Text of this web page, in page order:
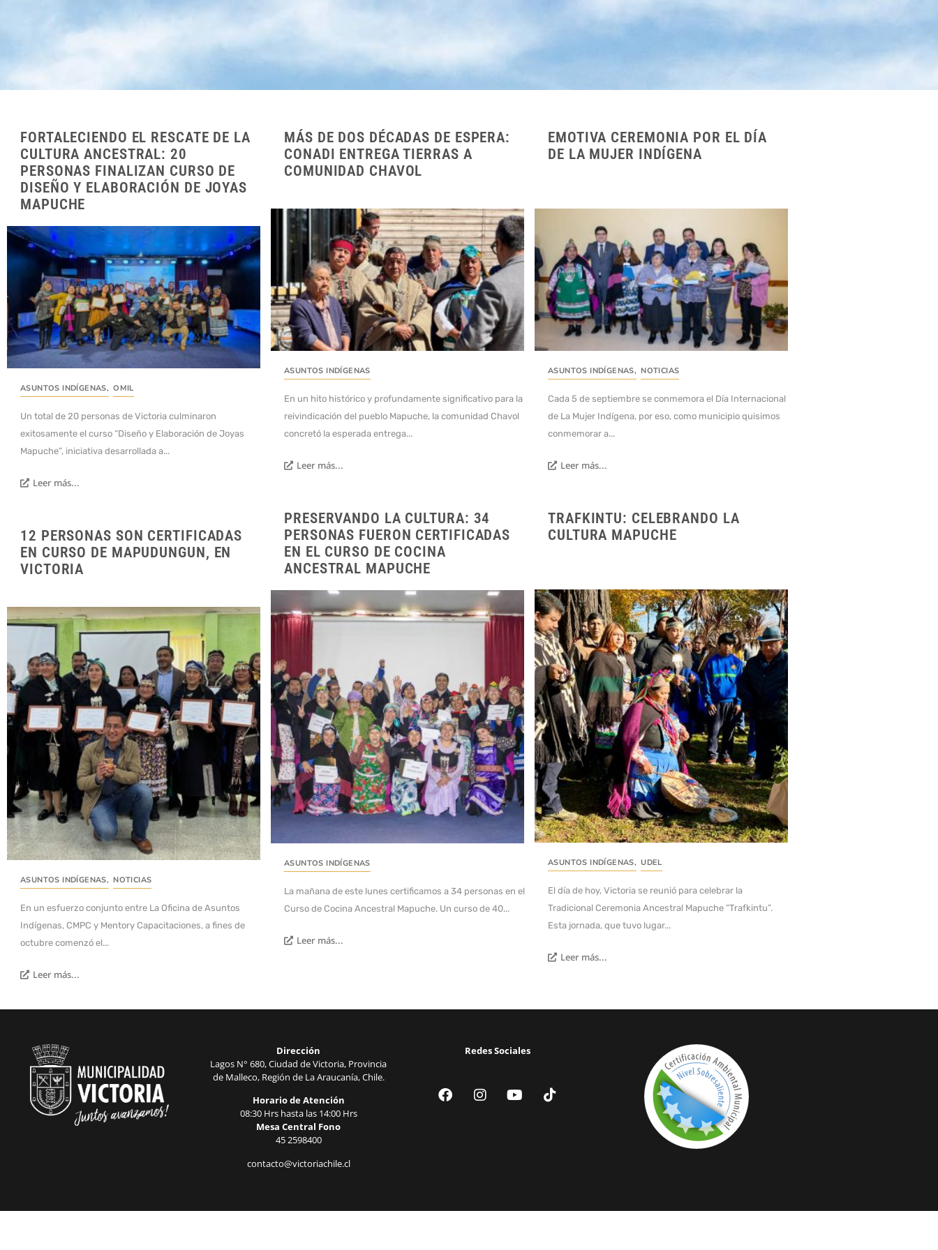
FORTALECIENDO EL RESCATE DE LA
CULTURA ANCESTRAL: 20
PERSONAS FINALIZAN CURSO DE
DISEÑO Y ELABORACIÓN DE JOYAS
MAPUCHE
ASUNTOS INDÍGENAS, OMIL
Un total de 20 personas de Victoria culminaron
exitosamente el curso “Diseño y Elaboración de Joyas
Mapuche”, iniciativa desarrollada a...
Leer más...
MÁS DE DOS DÉCADAS DE ESPERA:
CONADI ENTREGA TIERRAS A
COMUNIDAD CHAVOL
ASUNTOS INDÍGENAS
En un hito histórico y profundamente significativo para la
reivindicación del pueblo Mapuche, la comunidad Chavol
concretó la esperada entrega...
Leer más...
EMOTIVA CEREMONIA POR EL DÍA
DE LA MUJER INDÍGENA
ASUNTOS INDÍGENAS, NOTICIAS
Cada 5 de septiembre se conmemora el Día Internacional
de La Mujer Indígena, por eso, como municipio quisimos
conmemorar a...
Leer más...
PRESERVANDO LA CULTURA: 34
PERSONAS FUERON CERTIFICADAS
EN EL CURSO DE COCINA
ANCESTRAL MAPUCHE
ASUNTOS INDÍGENAS
La mañana de este lunes certificamos a 34 personas en el
Curso de Cocina Ancestral Mapuche. Un curso de 40...
Leer más...
TRAFKINTU: CELEBRANDO LA
CULTURA MAPUCHE
ASUNTOS INDÍGENAS, UDEL
El día de hoy, Victoria se reunió para celebrar la
Tradicional Ceremonia Ancestral Mapuche “Trafkintu”.
Esta jornada, que tuvo lugar...
Leer más...
12 PERSONAS SON CERTIFICADAS
EN CURSO DE MAPUDUNGUN, EN
VICTORIA
ASUNTOS INDÍGENAS, NOTICIAS
En un esfuerzo conjunto entre La Oficina de Asuntos
Indígenas, CMPC y Mentory Capacitaciones, a fines de
octubre comenzó el...
Leer más...
Dirección
Lagos N° 680, Ciudad de Victoria, Provincia
de Malleco, Región de La Araucanía, Chile.
Horario de Atención
08:30 Hrs hasta las 14:00 Hrs
Mesa Central Fono
45 2598400
contacto@victoriachile.cl
Redes Sociales